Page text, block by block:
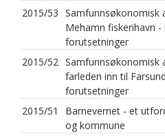
2015/53 Samfunnsøkonomisk
Mehamn fiskerihavn
forutsetninger
2015/52 Samfunnsøkonomisk
farleden inn til
forutsetninger
2015/51
Barnevernet - et
og kommune